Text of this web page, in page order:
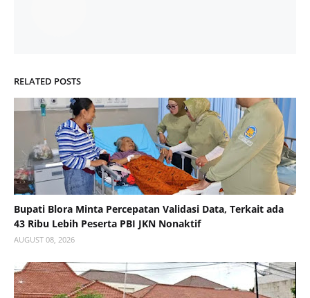
RELATED POSTS
Bupati Blora Minta Percepatan Validasi Data, Terkait ada
43 Ribu Lebih Peserta PBI JKN Nonaktif
AUGUST 08, 2026